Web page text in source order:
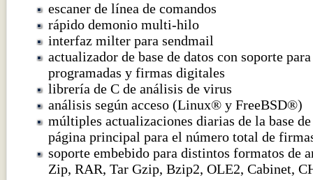
escaner de línea de comandos
rápido demonio multi-hilo
interfaz milter para sendmail
actualizador de base de datos con soporte
programadas y firmas digitales
librería de C de análisis de virus
análisis según acceso (Linux® y FreeBSD®)
múltiples actualizaciones diarias de la base
página principal para el número total de
soporte embebido para distintos formatos de
Zip, RAR, Tar Gzip, Bzip2, OLE2, Cabinet,